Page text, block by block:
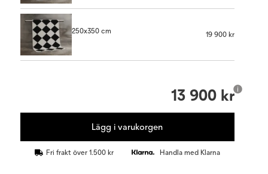
250x350 cm 19 900 kr
13 900 kr
Lägg i varukorgen
Fri frakt över 1.500 kr Handla med Klarna